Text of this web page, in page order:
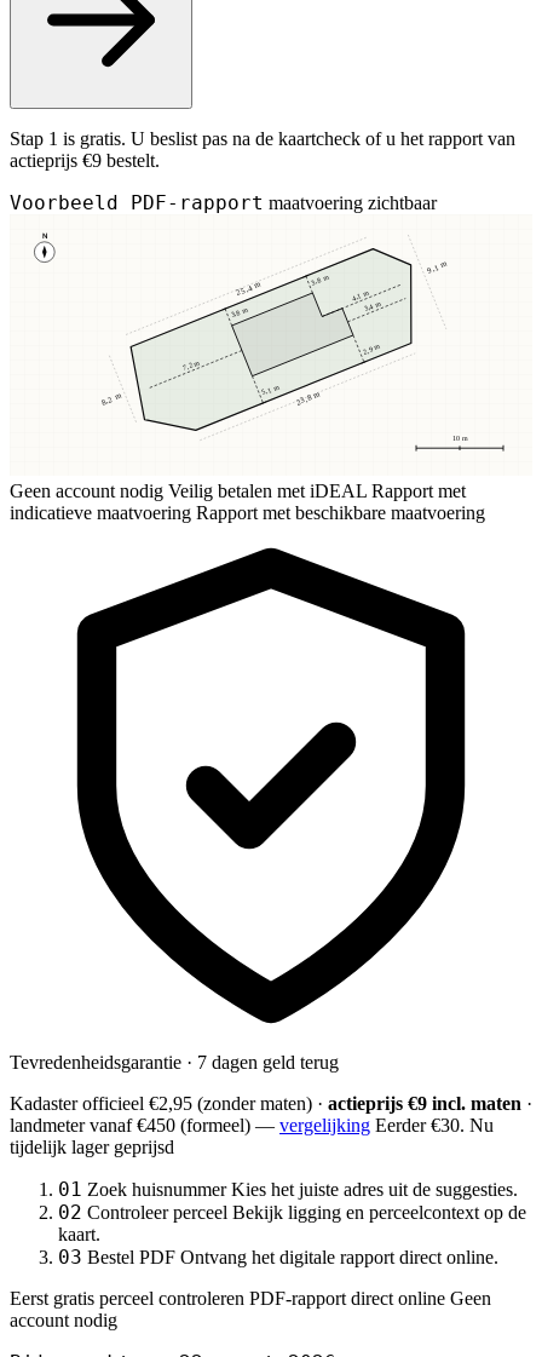
Stap 1 is gratis. U beslist pas na de kaartcheck of u het rapport van
actieprijs €9 bestelt.
Voorbeeld PDF-rapport maatvoering zichtbaar
N
10 m
3,8 m
3,8 m
5,1 m
2,9 m
7,2 m
3,4 m
4,1 m
25,4 m
23,8 m
8,2 m
9,1 m
Geen account nodig Veilig betalen met iDEAL Rapport met
indicatieve maatvoering Rapport met beschikbare maatvoering
Tevredenheidsgarantie · 7 dagen geld terug
Kadaster officieel €2,95 (zonder maten) · actieprijs €9 incl. maten ·
landmetervanaf €450 (formeel) — vergelijking Eerder €30. Nu
tijdelijk lager geprijsd
01 Zoek huisnummer Kies het juiste adres uit de suggesties.
02 Controleer perceel Bekijk ligging en perceelcontext op de
kaart.
03 Bestel PDF Ontvang het digitale rapport direct online.
Eerst gratis perceel controleren PDF-rapport direct online Geen
account nodig